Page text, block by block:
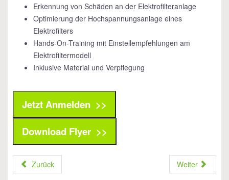
Erkennung von Schäden an der Elektrofilteranlage
Optimierung der Hochspannungsanlage eines
Elektrofilters
Hands-On-Training mit Einstellempfehlungen am
Elektrofiltermodell
Inklusive Material und Verpflegung
Jetzt Anmelden >>
Download Flyer >>
Zurück Weiter